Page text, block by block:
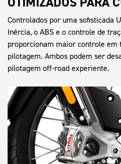
Controlados por uma sofisticada
Inércia, o ABS e o controle de
proporcionam maior controle em
pilotagem. Ambos podem ser
pilotagem off-road experiente.